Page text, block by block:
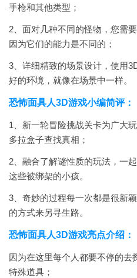
手枪和其他类型；
2、面对几种不同的怪物，您需
因为它们的能力是不同的；
3、详细精致的场景设计，使用
好的环境，就像在场景中一样。
恐怖面具人3D游戏小编简评：
1、新一轮冒险挑战关卡为广大
多拉盒子查找真相；
2、融合了解谜性质的玩法，一
这些被绑架的小孩。
3、奇妙的过程每一次都是很新
的方式来另寻生路。
恐怖面具人3D游戏亮点介绍：
因为在这里每个人都要不停的去
特殊道具；